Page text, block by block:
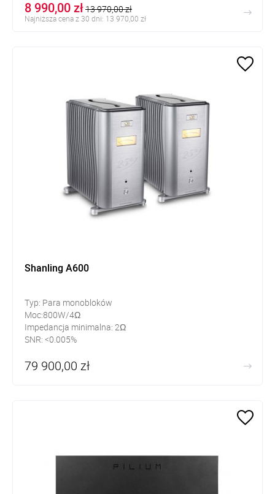
8 990,00 zł13 970,00 zł
Najniższa cena z 30 dni: 13 970,00 zł
Shanling A600
Typ: Para monobloków
Moc:800W/4Ω
Impedancja minimalna: 2Ω
SNR: <0.005%
79 900,00 zł